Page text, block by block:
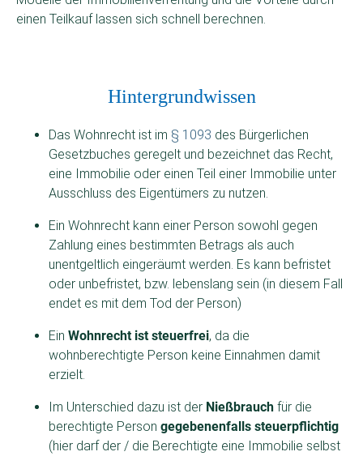
einen Teilkauf lassen sich schnell berechnen.
Hintergrundwissen
Das Wohnrecht ist im § 1093 des Bürgerlichen
Gesetzbuches geregelt und bezeichnet das Recht,
eine Immobilie oder einen Teil einer Immobilie unter
Ausschluss des Eigentümers zu nutzen.
Ein Wohnrecht kann einer Person sowohl gegen
Zahlung eines bestimmten Betrags als auch
unentgeltlich eingeräumt werden. Es kann befristet
oder unbefristet, bzw. lebenslang sein (in diesem Fall
endet es mit dem Tod der Person)
Ein Wohnrecht ist steuerfrei, da die
wohnberechtigte Person keine Einnahmen damit
erzielt.
Im Unterschied dazu ist der Nießbrauch für die
berechtigte Person gegebenenfalls steuerpflichtig
(hier darf der / die Berechtigte eine Immobilie selbst